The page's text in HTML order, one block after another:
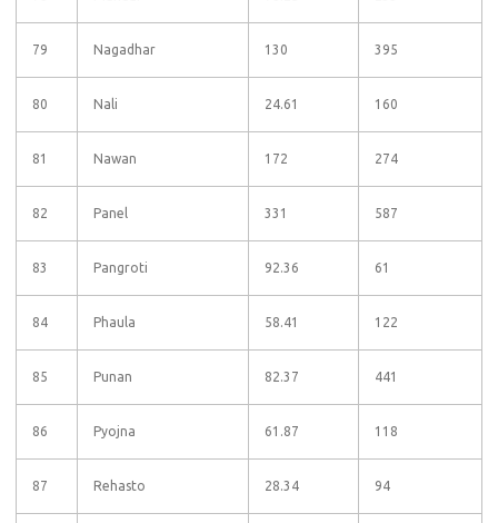
79 Nagadhar 130 395
80 Nali 24.61 160
81 Nawan 172 274
82 Panel 331 587
83 Pangroti 92.36 61
84 Phaula 58.41 122
85 Punan 82.37 441
86 Pyojna 61.87 118
87 Rehasto 28.34 94